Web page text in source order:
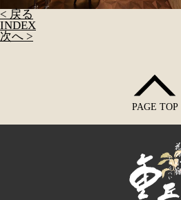
< 戻る
INDEX
次へ >
PAGE TOP